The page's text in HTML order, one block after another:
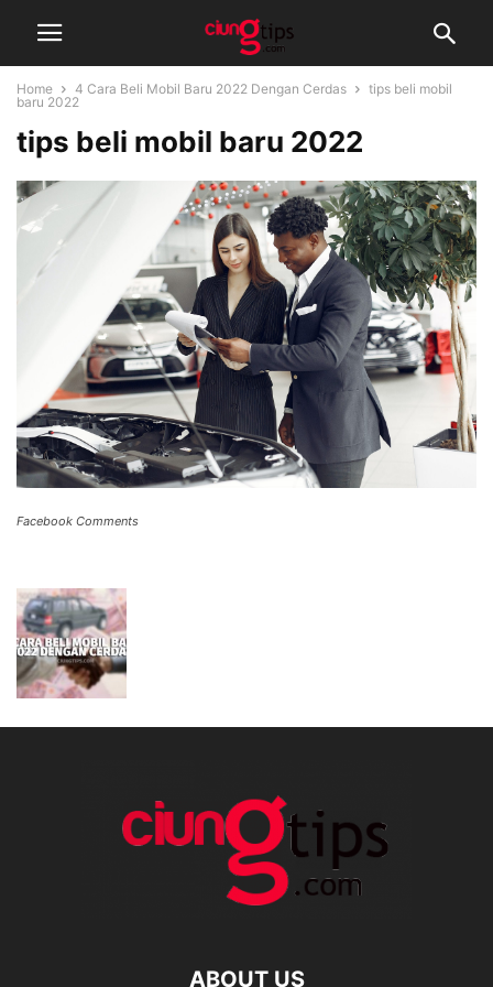
Home 4 Cara Beli Mobil Baru 2022 Dengan Cerdas
tips beli mobil
baru 2022
tips beli mobil baru 2022
Facebook Comments
ABOUT US